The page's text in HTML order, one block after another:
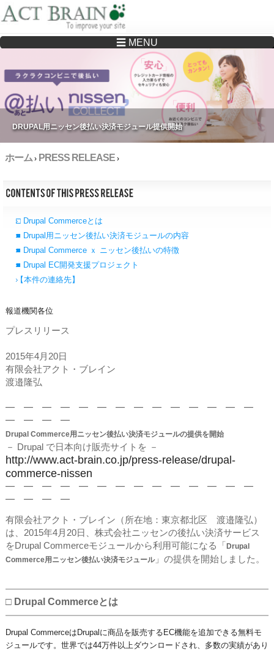
Drupalサイトの制作・保守をどこに頼んでいいか分からない方へ…まずはご相談く
☰ MENU
DRUPAL用ニッセン後払い決済モジュール提供開始
ホーム › PRESS RELEASE ›
□ Drupal Commerceとは
■ Drupal用ニッセン後払い決済モジュールの内容
■ Drupal Commerce ｘ ニッセン後払いの特徴
■ Drupal EC開発支援プロジェクト
【本件の連絡先】
報道機関各位
プレスリリース
2015年4月20日
有限会社アクト・ブレイン
渡邉隆弘
━ ━ ━ ━ ━ ━ ━ ━ ━ ━ ━ ━ ━ ━
━ ━ ━ ━
Drupal Commerce用ニッセン後払い決済モジュールの提供を開始
－ Drupal で日本向け販売サイトを －
http://www.act-brain.co.jp/press-release/drupal-
commerce-nissen
━ ━ ━ ━ ━ ━ ━ ━ ━ ━ ━ ━ ━ ━
━ ━ ━ ━
有限会社アクト・ブレイン（所在地：東京都北区 渡邉隆弘）
は、2015年4月20日、株式会社ニッセンの後払い決済サービス
をDrupal Commerceモジュールから利用可能になる「 Drupal
Commerce用ニッセン後払い決済モジュール」の提供を開始しました。
□ Drupal Commerceとは
Drupal CommerceはDrupalに商品を販売するEC機能を追加できる無料モ
ジュールです。世界では44万件以上ダウンロードされ、多数の実績があり